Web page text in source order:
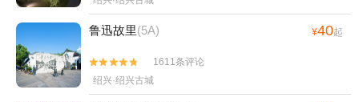
鲁迅故里(5A) ¥40起


1611条评论
绍兴·绍兴古城